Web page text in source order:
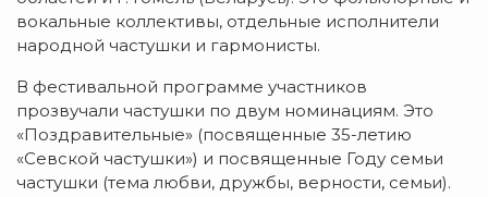
вокальные коллективы, отдельные исполнители
народной частушки и гармонисты.
В фестивальной программе участников
прозвучали частушки по двум номинациям. Это
«Поздравительные» (посвященные 35-летию
«Севской частушки») и посвященные Году семьи
частушки (тема любви, дружбы, верности, семьи).